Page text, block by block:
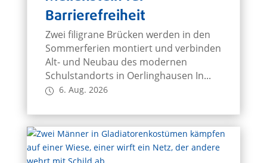
Barrierefreiheit
Zwei filigrane Brücken werden in den
Sommerferien montiert und verbinden
Alt- und Neubau des modernen
Schulstandorts in Oerlinghausen In...
6. Aug. 2026